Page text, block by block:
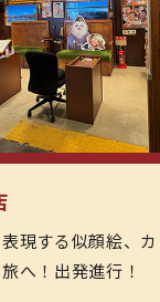
現する似顔絵、
へ！出発進行！